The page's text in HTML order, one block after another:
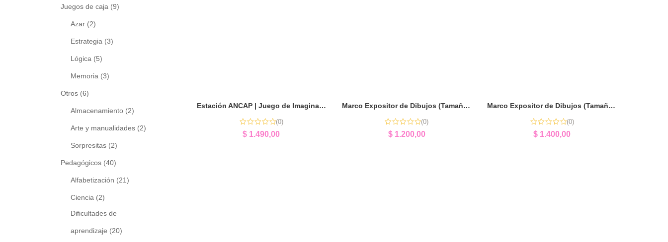
Juegos de caja (9)
Azar (2)
Estrategia (3)
Lógica (5)
Memoria (3)
Otros (6)
Almacenamiento (2)
Arte y manualidades (2)
Sorpresitas (2)
Pedagógicos (40)
Alfabetización (21)
Ciencia (2)
Dificultades de
aprendizaje (20)
Estación ANCAP | Juego de Imaginación y Diversión
(0)
$ 1.490,00
Marco Expositor de Dibujos (Tamaño A4) | Expositor Infantil Personalizado
(0)
$1.200,00
Marco Expositor de Dibujos (Tamaño Garbanzo) | Expositor Infantil Personalizado
(0)
$ 1.400,00